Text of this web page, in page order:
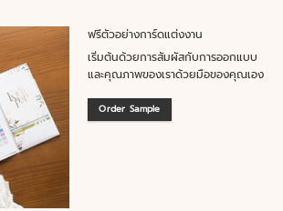
ฟรีตัวอย่างการ์ดแต่งงาน
เริ่มต้นด้วยการสัมผัสกับการออกแบบ
และคุณภาพของเราด้วยมือของคุณเอง
Order Sample